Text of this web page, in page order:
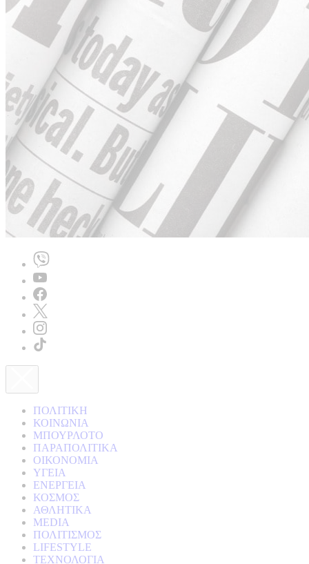
ΠΟΛΙΤΙΚΗ
ΚΟΙΝΩΝΙΑ
ΜΠΟΥΡΛΟΤΟ
ΠΑΡΑΠΟΛΙΤΙΚΑ
ΟΙΚΟΝΟΜΙΑ
ΥΓΕΙΑ
ΕΝΕΡΓΕΙΑ
ΚΟΣΜΟΣ
ΑΘΛΗΤΙΚΑ
MEDIA
ΠΟΛΙΤΙΣΜΟΣ
LIFESTYLE
ΤΕΧΝΟΛΟΓΙΑ